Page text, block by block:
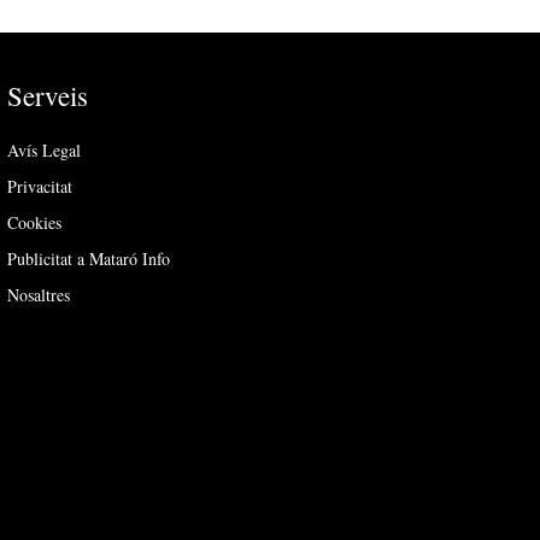
Serveis
Avís Legal
Privacitat
Cookies
Publicitat a Mataró Info
Nosaltres